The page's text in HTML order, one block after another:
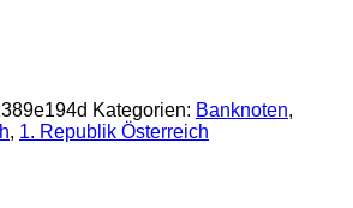
Kategorien: Banknoten,
, 1. Republik Österreich